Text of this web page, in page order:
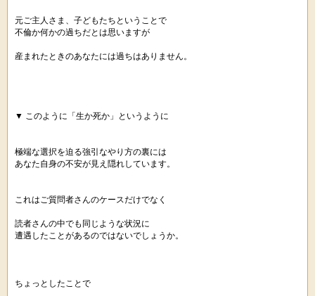
元ご主人さま、子どもたちということで
不倫か何かの過ちだとは思いますが
産まれたときのあなたには過ちはありません。
▼ このように「生か死か」というように
極端な選択を迫る強引なやり方の裏には
あなた自身の不安が見え隠れしています。
これはご質問者さんのケースだけでなく
読者さんの中でも同じような状況に
遭遇したことがあるのではないでしょうか。
ちょっとしたことで